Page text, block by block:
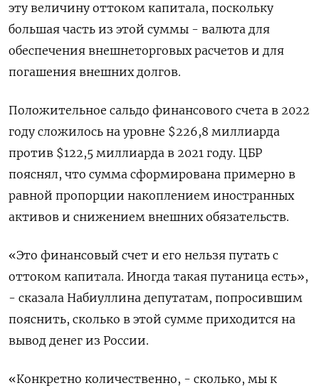
эту величину оттоком капитала, поскольку
большая часть из этой суммы - валюта для
обеспечения внешнеторговых расчетов и для
погашения внешних долгов.
Положительное сальдо финансового счета в 2022
году сложилось на уровне $226,8 миллиарда
против $122,5 миллиарда в 2021 году. ЦБР
пояснял, что сумма сформирована примерно в
равной пропорции накоплением иностранных
активов и снижением внешних обязательств.
«Это финансовый счет и его нельзя путать с
оттоком капитала. Иногда такая путаница есть»,
- сказала Набиуллина депутатам, попросившим
пояснить, сколько в этой сумме приходится на
вывод денег из России.
«Конкретно количественно, - сколько, мы к